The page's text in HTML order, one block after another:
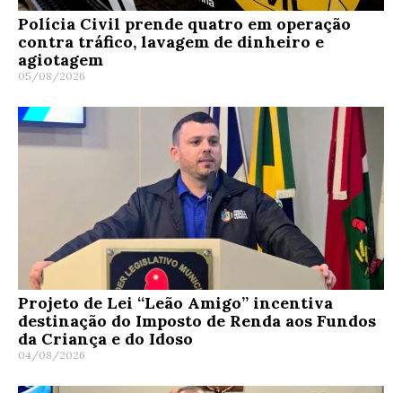
Polícia Civil prende quatro em operação
contra tráfico, lavagem de dinheiro e
agiotagem
05/08/2026
Projeto de Lei “Leão Amigo” incentiva
destinação do Imposto de Renda aos Fundos
da Criança e do Idoso
04/08/2026